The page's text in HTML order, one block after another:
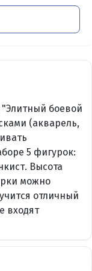
боевой
(акварель,
5 фигурок:
Высота
можно
отличный
входят